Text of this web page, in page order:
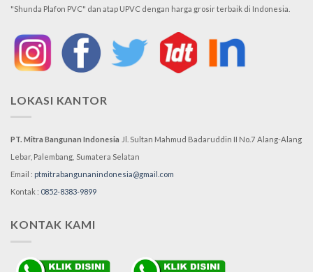
"Shunda Plafon PVC" dan atap UPVC dengan harga grosir terbaik di Indonesia.
LOKASI KANTOR
PT. Mitra Bangunan Indonesia Jl. Sultan Mahmud Badaruddin II No.7 Alang-Alang
Lebar, Palembang, Sumatera Selatan
Email : ptmitrabangunanindonesia@gmail.com
Kontak : 0852-8383-9899
KONTAK KAMI